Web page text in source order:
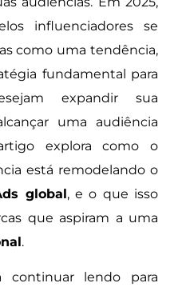
influenciadores se
como uma tendência,
fundamental para
expandir sua
uma audiência
explora como o
está remodelando o
global, e o que isso
que aspiram a uma
.
continuar lendo para